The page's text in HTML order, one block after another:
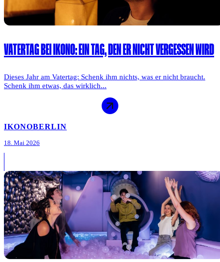
VATERTAG BEI IKONO: EIN TAG, DEN ER NICHT VERGESSEN WIRD
Dieses Jahr am Vatertag: Schenk ihm nichts, was er nicht braucht.
Schenk ihm etwas, das wirklich...
IKONOBERLIN
18. Mai 2026